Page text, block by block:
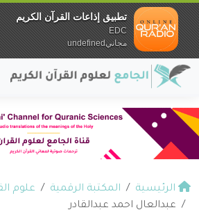
الرئيسية المكتبة الرقمية
علوم
عبدالعال احمد عبدالقادر
تطبيق إذاعات القرآن الكريم
EDC
مجانيundefined